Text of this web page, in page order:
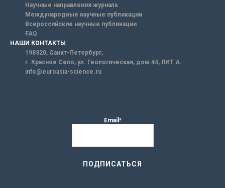
Научные направления журнала
Международные научные публикации
Всероссийские научные публикации
FAQ
НАШИ КОНТАКТЫ
198320, Санкт-Петербург,
г. Красное Село, ул. Геологическая, дом 44, ЛИТ А.
info@euroasia-science.ru
Email*